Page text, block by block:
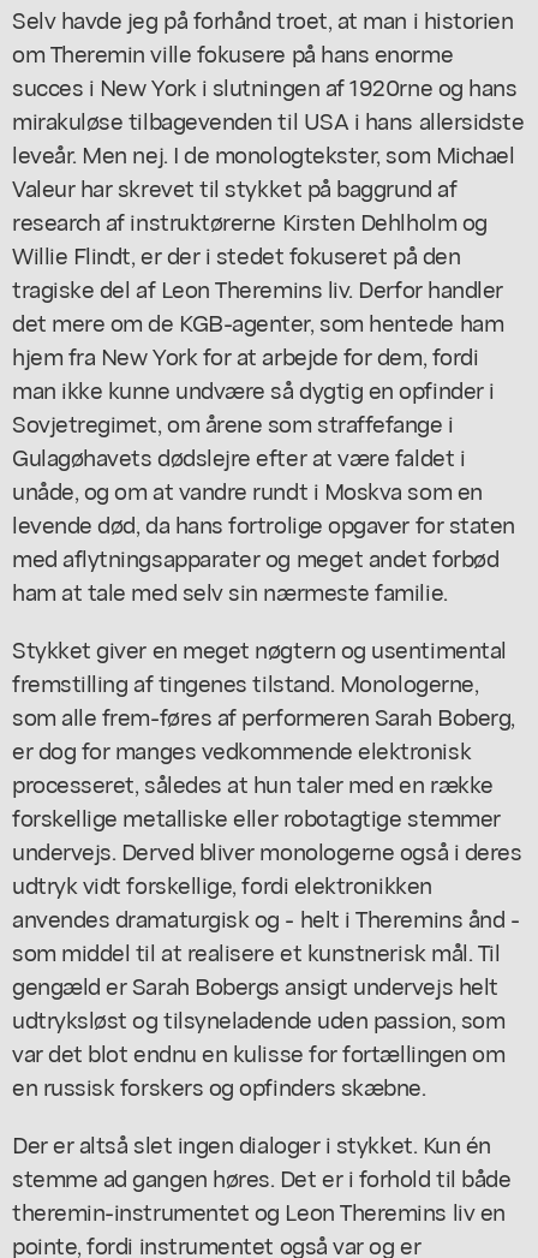
Selv havde jeg på forhånd troet, at man i historien
om Theremin ville fokusere på hans enorme
succes i New York i slutningen af 1920rne og hans
mirakuløse tilbagevenden til USA i hans allersidste
leveår. Men nej. I de monologtekster, som Michael
Valeur har skrevet til stykket på baggrund af
research af instruktørerne Kirsten Dehlholm og
Willie Flindt, er der i stedet fokuseret på den
tragiske del af Leon Theremins liv. Derfor handler
det mere om de KGB-agenter, som hentede ham
hjem fra New York for at arbejde for dem, fordi
man ikke kunne undvære så dygtig en opfinder i
Sovjetregimet, om årene som straffefange i
Gulagøhavets dødslejre efter at være faldet i
unåde, og om at vandre rundt i Moskva som en
levende død, da hans fortrolige opgaver for staten
med aflytningsapparater og meget andet forbød
ham at tale med selv sin nærmeste familie.
Stykket giver en meget nøgtern og usentimental
fremstilling af tingenes tilstand. Monologerne,
som alle frem-føres af performeren Sarah Boberg,
er dog for manges vedkommende elektronisk
processeret, således at hun taler med en række
forskellige metalliske eller robotagtige stemmer
undervejs. Derved bliver monologerne også i deres
udtryk vidt forskellige, fordi elektronikken
anvendes dramaturgisk og - helt i Theremins ånd -
som middel til at realisere et kunstnerisk mål. Til
gengæld er Sarah Bobergs ansigt undervejs helt
udtryksløst og tilsyneladende uden passion, som
var det blot endnu en kulisse for fortællingen om
en russisk forskers og opfinders skæbne.
Der er altså slet ingen dialoger i stykket. Kun én
stemme ad gangen høres. Det er i forhold til både
theremin-instrumentet og Leon Theremins liv en
pointe, fordi instrumentet også var og er